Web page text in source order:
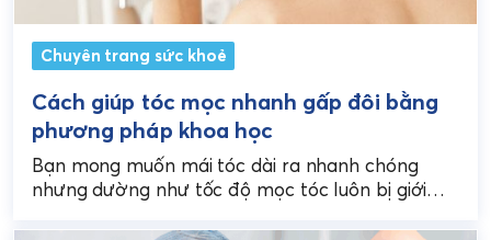
Chuyên trang sức khoẻ
Cách giúp tóc mọc nhanh gấp đôi bằng
phương pháp khoa học
Bạn mong muốn mái tóc dài ra nhanh chóng
nhưng dường như tốc độ mọc tóc luôn bị giới